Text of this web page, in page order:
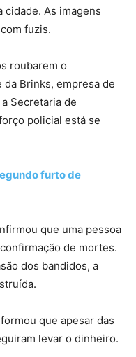
As imagens
fuzis.
roubarem o
Brinks, empresa de
Secretaria de
policial está se
furto de
que uma pessoa
de mortes.
dos bandidos, a
que apesar das
levar o dinheiro.